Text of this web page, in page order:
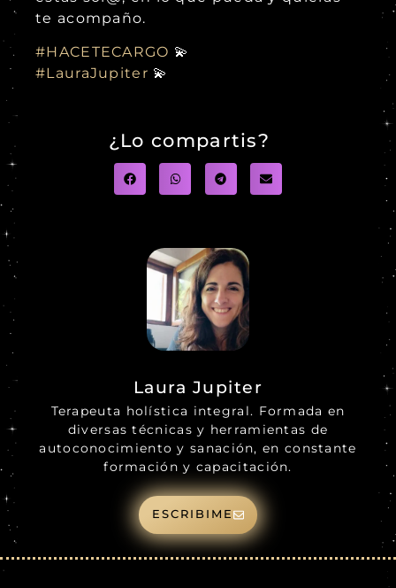
te acompaño.
#HACETECARGO 💫
#LauraJupiter 💫
¿Lo compartis?
Laura Jupiter
Terapeuta holística integral. Formada en
diversas técnicas y herramientas de
autoconocimiento y sanación, en constante
formación y capacitación.
ESCRIBIME